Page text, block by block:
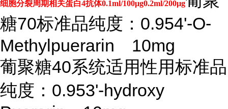
细胞分裂周期相关蛋白4抗体0.1ml/100μg0.2ml/200μg
糖70标准品纯度：0.954'-O-
Methylpuerarin 10mg
葡聚糖40系统适用性用标准品
纯度：0.953'-hydroxy